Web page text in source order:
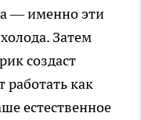
— именно эти
Затем
создаст
как
естественное